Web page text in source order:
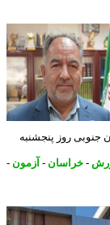
روز پنجشنبه
-خراسان-آزمون -